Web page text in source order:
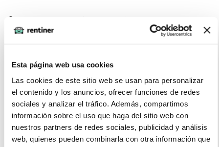
Esta página web usa cookies
Las cookies de este sitio web se usan para personalizar
el contenido y los anuncios, ofrecer funciones de redes
sociales y analizar el tráfico. Además, compartimos
información sobre el uso que haga del sitio web con
nuestros partners de redes sociales, publicidad y análisis
web, quienes pueden combinarla con otra información que
Francisco Martínez (2022-06-14)
como otros vehículos de la misma categoría.
Sofía Gutiérrez, (2022-02-11)